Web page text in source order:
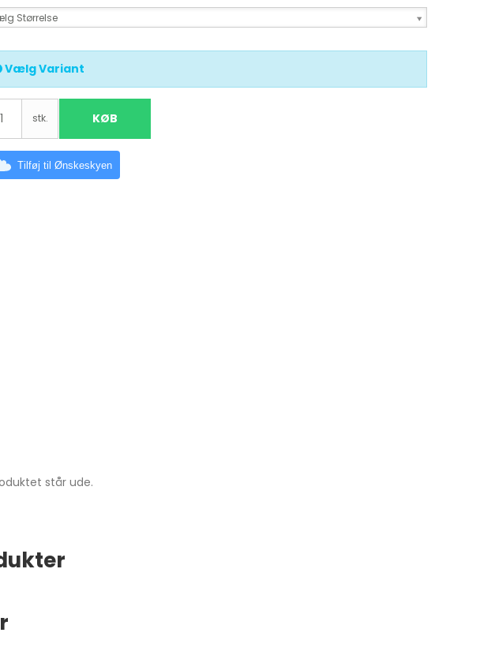
Størrelse
Vælg Variant
stk. KØB
Tilføj til Ønskeskyen
står ude.